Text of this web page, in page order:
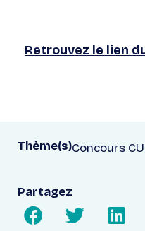
Retrouvez le lien
Thème(s)Concours
Partagez